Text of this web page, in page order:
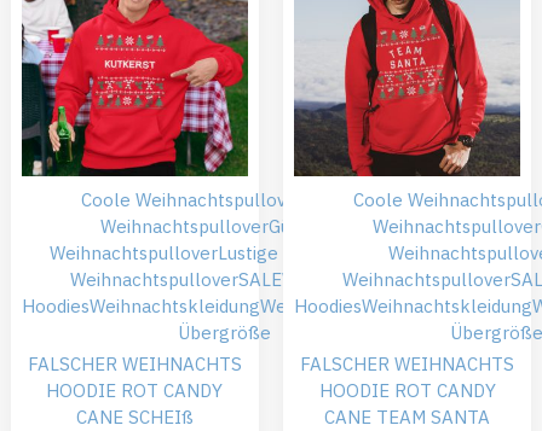
Coole Weihnachtspullover
Falsche
WeihnachtspulloverGünstiger
WeihnachtspulloverLustige Hoodies
Roter
WeihnachtspulloverSALEWeihnachts
HoodiesWeihnachtskleidungWeihnachtspullover
Übergröße
FALSCHER WEIHNACHTS
HOODIE ROT CANDY
CANE SCHEIß
Coole
Weihnachtspullover
Weihnachtspullover
HoodiesWeihnachtskleidung
FALSCHER WEIHNACHTS
HOODIE ROT CANDY
CANE TEAM SANTA